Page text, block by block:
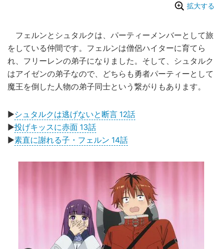
拡大する
フェルンとシュタルクは、パーティーメンバーとして旅
をしている仲間です。フェルンは僧侶ハイターに育てら
れ、フリーレンの弟子になりました。そして、シュタルク
はアイゼンの弟子なので、どちらも勇者パーティーとして
魔王を倒した人物の弟子同士という繋がりもあります。
▶シュタルクは逃げないと断言 12話
▶投げキッスに赤面 13話
▶素直に謝れる子・フェルン 14話